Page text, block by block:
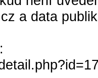
a data